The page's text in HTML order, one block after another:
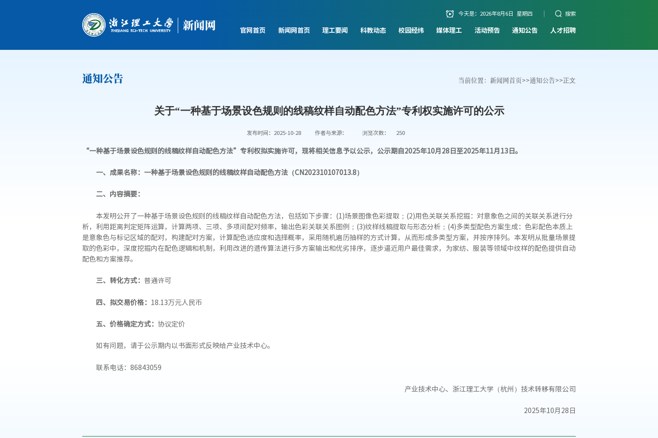
今天是： 2026年8月6日 星期四 搜索
官网首页 新闻网首页 理工要闻 科教动态 校园经纬 媒体理工 活动预告 通知公告 人才招聘
通知公告 当前位置： 新闻网首页>>通知公告>>正文
关于“一种基于场景设色规则的线稿纹样自动配色方法”专利权实施许可的公示
发布时间：2025-10-28 作者与来源： 浏览次数： 250
“一种基于场景设色规则的线稿纹样自动配色方法”专利权拟实施许可，现将相关信息予以公示，公示期自2025年10月28日至2025年11月13日。
一、成果名称： 一种基于场景设色规则的线稿纹样自动配色方法 （CN202310107013.8）
二、内容摘要：
本发明公开了一种基于场景设色规则的线稿纹样自动配色方法，包括如下步骤：(1)场景图像色彩提取；(2)用色关联关系挖掘：对意象色之间的关联关系进行分
析，利用距离判定矩阵运算，计算两项、三项、多项间配对频率，输出色彩关联关系图例；(3)纹样线稿提取与形态分析；(4)多类型配色方案生成：色彩配色本质上
是意象色与标记区域的配对，构建配对方案，计算配色适应度和选择概率，采用随机遍历抽样的方式计算，从而形成多类型方案，并按序排列。本发明从批量场景提
取的色彩中，深度挖掘内在配色逻辑和机制，利用改进的遗传算法进行多方案输出和优劣排序，逐步逼近用户最佳需求，为家纺、服装等领域中纹样的配色提供自动
配色和方案推荐。
三、转化方式： 普通许可
四、拟交易价格： 18.13万元人民币
五、价格确定方式： 协议定价
如有问题，请于公示期内以书面形式反映给产业技术中心。
联系电话：86843059
产业技术中心、浙江理工大学（杭州）技术转移有限公司
2025年10月28日